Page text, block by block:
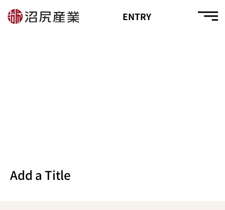
ENTRY
Add a Title